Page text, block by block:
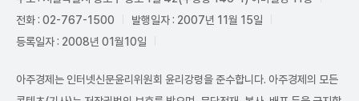
전화 : 02-767-1500
발행일자 : 2007년 11월 15일
등록일자 : 2008년 01월10일
아주경제는 인터넷신문윤리위원회 윤리강령을 준수합니다. 아주경제의 모든